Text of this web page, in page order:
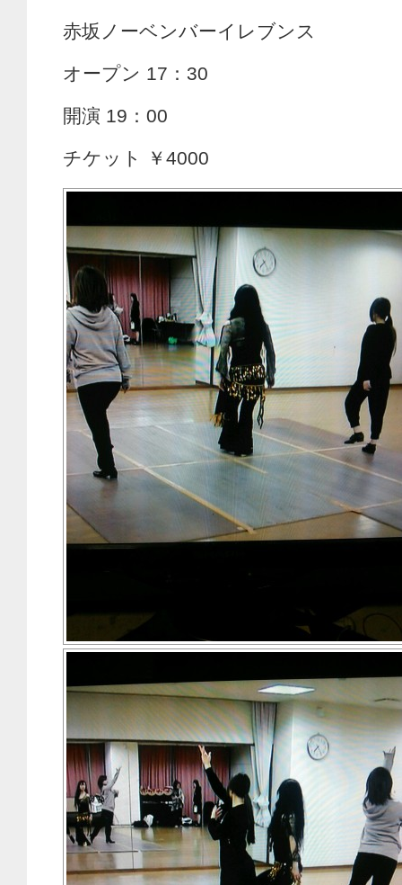
赤坂ノーベンバーイレブンス
オープン 17：30
開演 19：00
チケット ￥4000